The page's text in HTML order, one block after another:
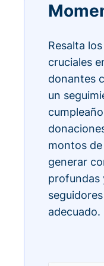
Resalta
cruciales
donantes
un
montos
generar
profundas
adecuado.